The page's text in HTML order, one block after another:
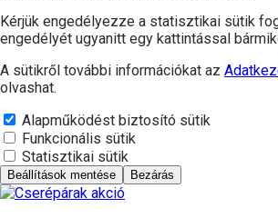
Kérjük engedélyezze a statisztikai sütik
engedélyét ugyanitt egy kattintással
A sütikről további információkat az
olvashat.
Alapműködést biztosító sütik
Funkcionális sütik
Statisztikai sütik
Beállítások mentése Bezárás